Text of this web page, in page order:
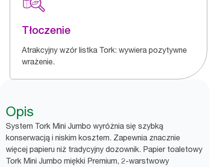
Tłoczenie
Atrakcyjny wzór listka Tork: wywiera pozytywne
wrażenie.
Opis
System Tork Mini Jumbo wyróżnia się szybką
konserwacją i niskim kosztem. Zapewnia znacznie
więcej papieru niż tradycyjny dozownik. Papier toaletowy
Tork Mini Jumbo miękki Premium, 2-warstwowy